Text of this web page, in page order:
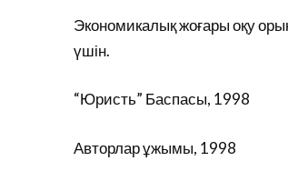
Экономикалық жоғары оқу
үшін.
“Юристь” Баспасы, 1998
Авторлар ұжымы, 1998